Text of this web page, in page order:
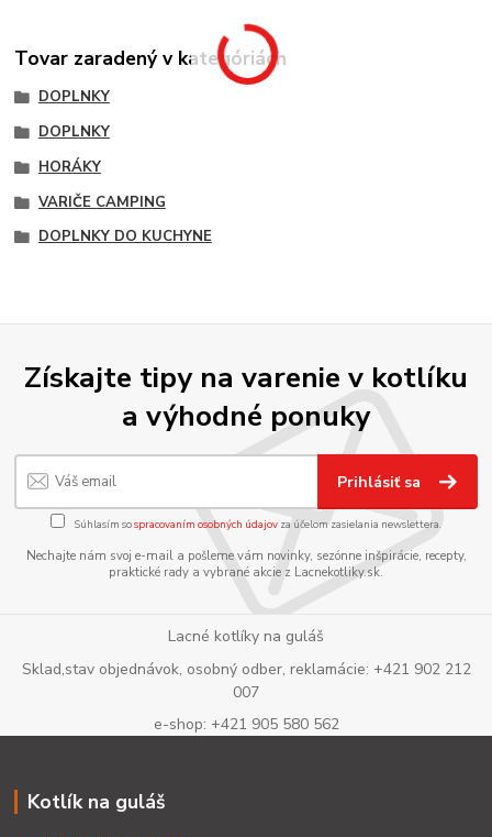
Tovar zaradený v kategóriách
DOPLNKY
DOPLNKY
HORÁKY
VARIČE CAMPING
DOPLNKY DO KUCHYNE
Získajte tipy na varenie v kotlíku
a výhodné ponuky
Prihlásiť sa
Súhlasím sospracovaním osobných údajov za účelom zasielania newslettera.
Nechajte nám svoj e-mail a pošleme vám novinky, sezónne inšpirácie, recepty,
praktické rady a vybrané akcie z Lacnekotliky.sk.
Lacné kotlíky na guláš
Sklad,stav objednávok, osobný odber, reklamácie: +421 902 212
007
e-shop: +421 905 580 562
Kotlík na guláš